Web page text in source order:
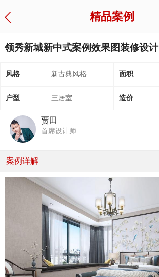
精品案例
领秀新城新中式案例效果图装修设计
风格 新古典风格 面积
户型 三居室 造价
贾田
首席设计师
案例详解